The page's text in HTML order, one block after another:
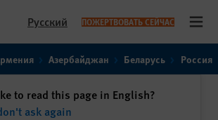
Русский ПОЖЕРТВОВАТЬ СЕЙЧАС
Азербайджан Беларусь Россия
to read this page in English?
ask again